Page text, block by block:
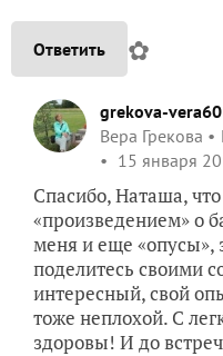
Ответить ✿
grekova-vera60
Вера Грекова
15 января
Спасибо, Наташа,
«произведением» о
меня и еще «опусы»,
поделитесь своими
интересный, свой
тоже неплохой. С
здоровы! И до